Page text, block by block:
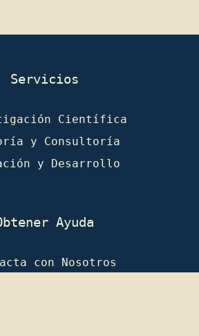
Servicios
Científica
y Consultoría
y Desarrollo
Ayuda
con Nosotros